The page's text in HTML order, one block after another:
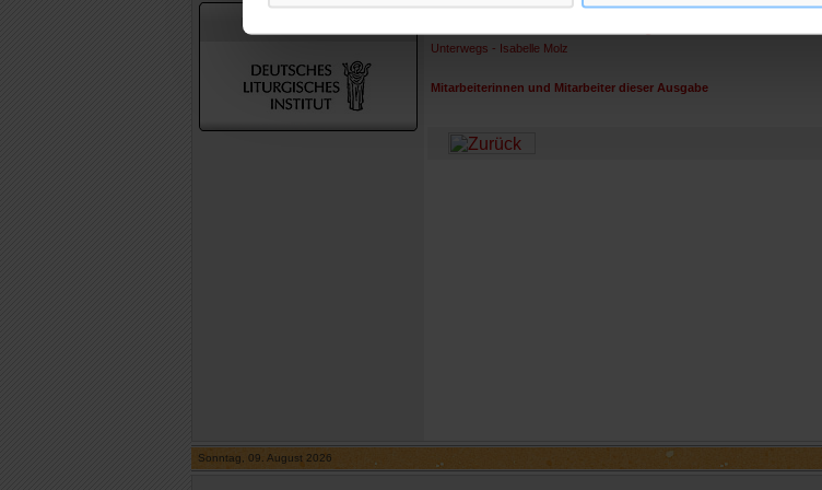
Unterwegs - Isabelle Molz
Mitarbeiterinnen und Mitarbeiter dieser Ausgabe
Sonntag, 09. August 2026